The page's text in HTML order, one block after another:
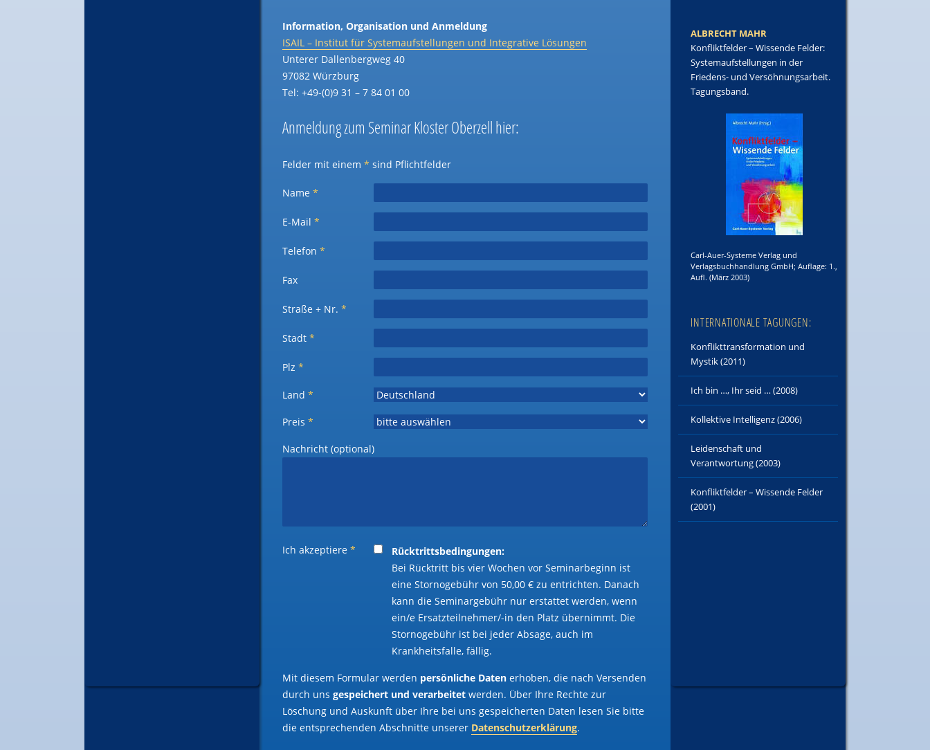
ALBRECHT MAHR
Konfliktfelder – Wissende Felder:
Systemaufstellungen in der
Friedens- und Versöhnungsarbeit.
Tagungsband.
Carl-Auer-Systeme Verlag und
Verlagsbuchhandlung GmbH; Auflage: 1.,
Aufl. (März 2003)
INTERNATIONALE TAGUNGEN:
Konflikttransformation und
Mystik (2011)
Ich bin …, Ihr seid … (2008)
Kollektive Intelligenz (2006)
Leidenschaft und
Verantwortung (2003)
Konfliktfelder – Wissende Felder
(2001)
Information, Organisation und Anmeldung
ISAIL – Institut für Systemaufstellungen und Integrative Lösungen
Unterer Dallenbergweg 40
97082 Würzburg
Tel: +49-(0)9 31 – 7 84 01 00
Anmeldung zum Seminar Kloster Oberzell hier:
Felder mit einem * sind Pflichtfelder
Name *
E-Mail *
Telefon *
Fax
Straße + Nr. *
Stadt *
Plz *
Land *
Preis *
Nachricht (optional)
Ich akzeptiere *
Rücktrittsbedingungen:
Bei Rücktritt bis vier Wochen vor Seminarbeginn ist
eine Stornogebühr von 50,00 € zu entrichten. Danach
kann die Seminargebühr nur erstattet werden, wenn
ein/e Ersatzteilnehmer/-in den Platz übernimmt. Die
Stornogebühr ist bei jeder Absage, auch im
Krankheitsfalle, fällig.
Mit diesem Formular werden persönliche Daten erhoben, die nach Versenden
durch uns gespeichert und verarbeitet werden. Über Ihre Rechte zur
Löschung und Auskunft über Ihre bei uns gespeicherten Daten lesen Sie bitte
die entsprechenden Abschnitte unserer Datenschutzerklärung.